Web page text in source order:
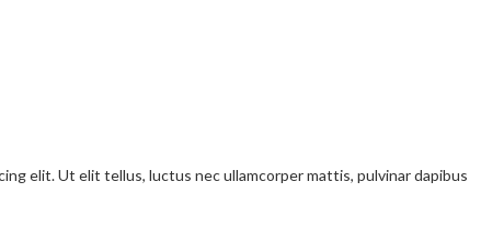
elit. Ut elit tellus, luctus nec ullamcorper mattis, pulvinar dapibus